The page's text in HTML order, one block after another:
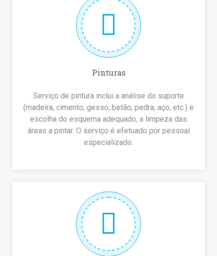
Pinturas
Serviço de pintura inclui a análise do suporte
(madeira, cimento, gesso, betão, pedra, aço, etc.) e
escolha do esquema adequado, a limpeza das
áreas a pintar. O serviço é efetuado por pessoal
especializado.